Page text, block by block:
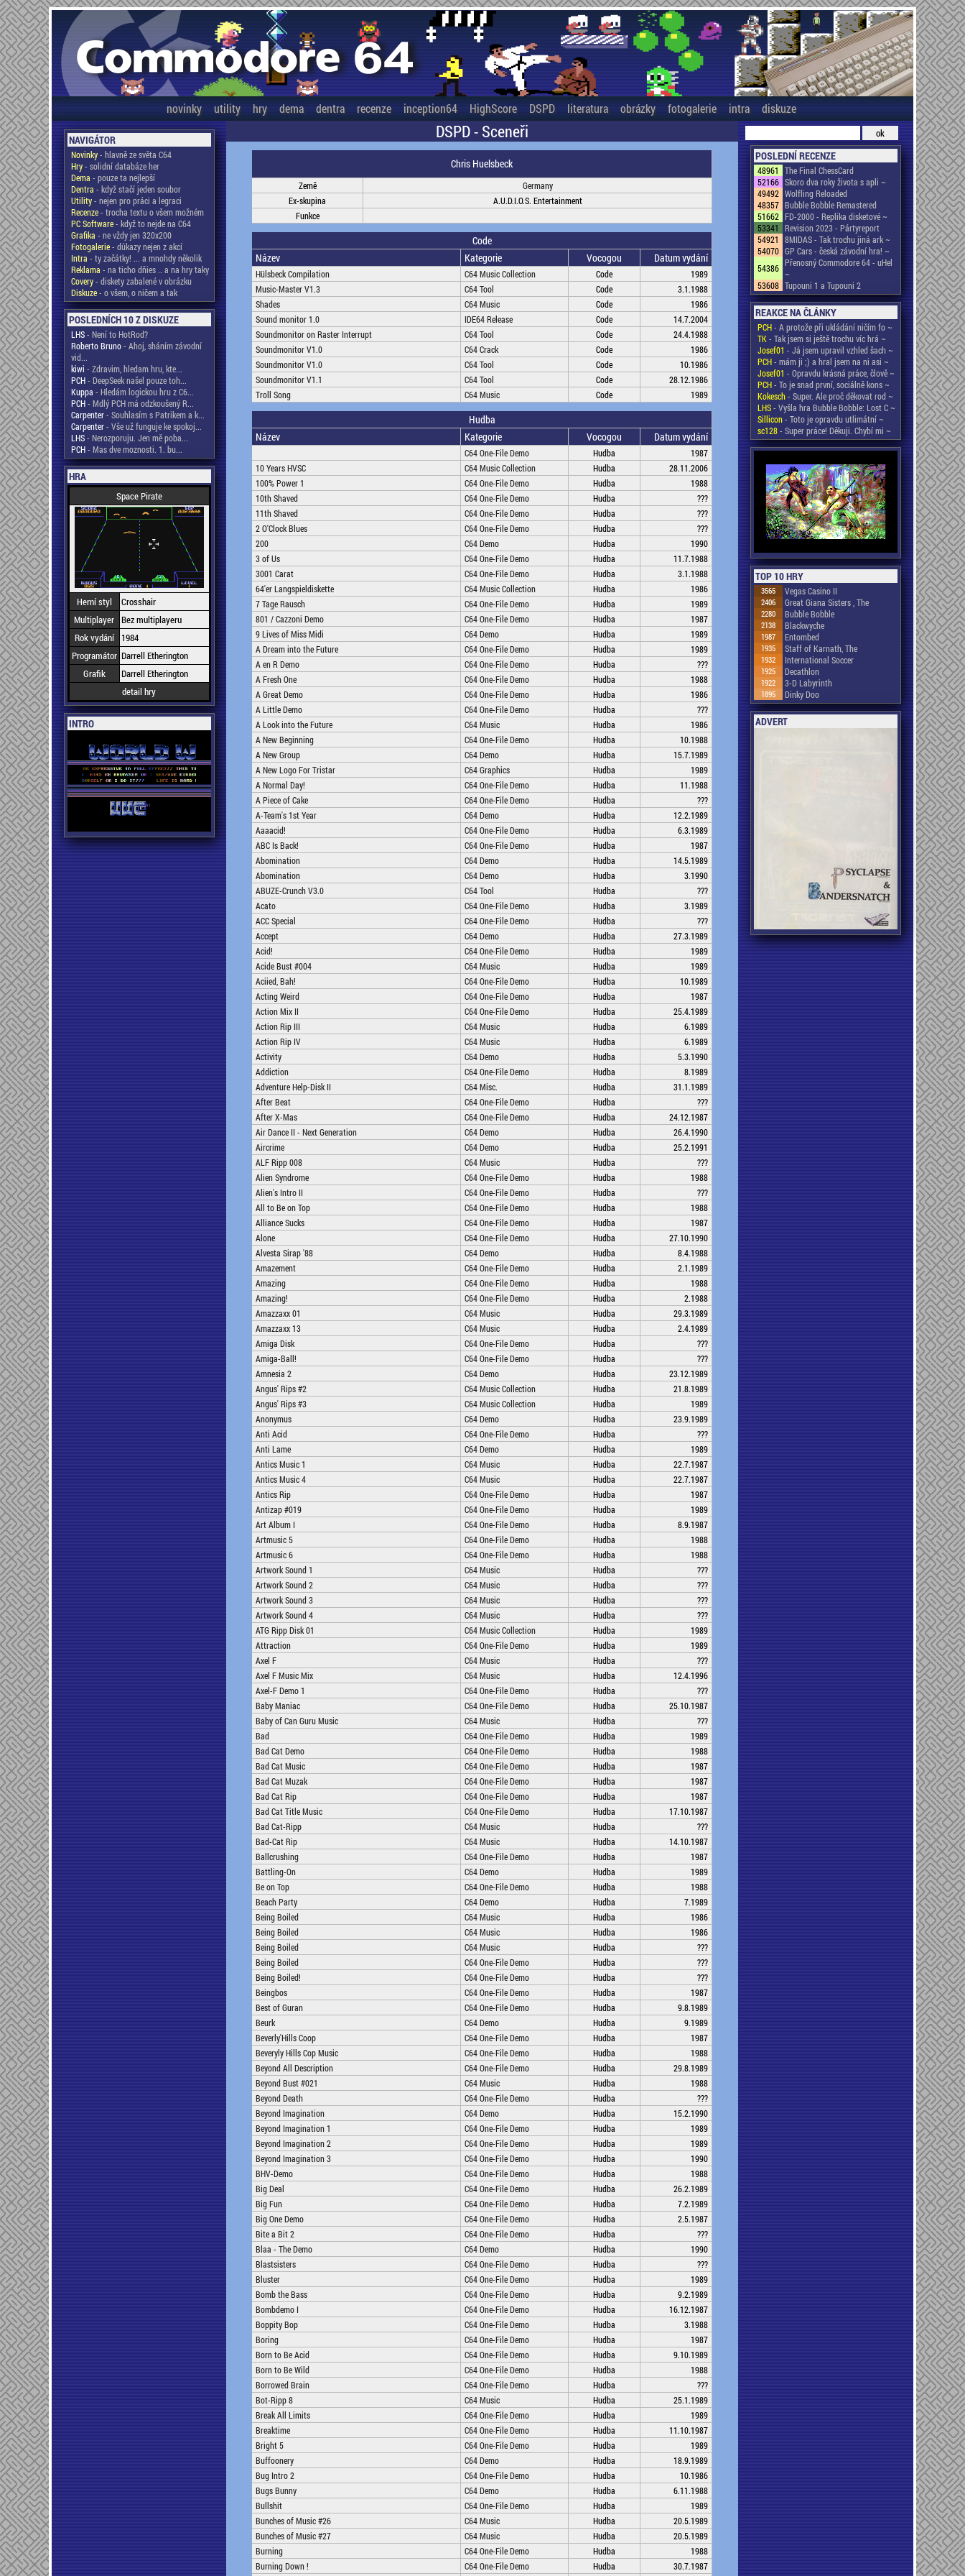
novinky utility hry dema dentra recenze inception64 HighScore DSPD literatura obrázky fotogalerie intra diskuze
NAVIGÁTOR
Novinky- hlavně ze světa C64
Hry- solidní databáze her
Dema - pouze ta nejlepší
Dentra - když stačí jeden soubor
Utility- nejen pro práci a legraci
Recenze- trocha textu o všem možném
PC Software- když to nejde na C64
Grafika - ne vždy jen 320x200
Fotogalerie- důkazy nejen z akcí
Intra - ty začátky! ... a mnohdy několik
Reklama - na ticho dňies .. a na hry taky
Covery- diskety zabalené v obrázku
Diskuze- o všem, o ničem a tak
POSLEDNÍCH 10 Z DISKUZE
LHS- Není to HotRod?
Roberto Bruno- Ahoj, sháním závodní
vid...
kiwi - Zdravim, hledam hru, kte...
PCH- DeepSeek našel pouze toh...
Kuppa - Hledám logickou hru z C6...
PCH- Mdlý PCH má odzkoušený R...
Carpenter- Souhlasím s Patrikem a k...
Carpenter- Vše už funguje ke spokoj...
LHS- Nerozporuju. Jen mě poba...
PCH- Mas dve moznosti. 1. bu...
HRA
Space Pirate
Herní styl
Crosshair
Multiplayer Bez multiplayeru
Rok vydání
1984
Programátor Darrell Etherington
Grafik
Darrell Etherington
detail hry
INTRO
DSPD - Sceneři
Chris Huelsbeck
Země
Germany
Ex-skupina
A.U.D.I.O.S. Entertainment
Funkce
Code
Název
Kategorie Vocogou Datum vydání
Hülsbeck Compilation C64 Music Collection Code
1989
Music-Master V1.3
C64 Tool Code
3.1.1988
Shades
C64 Music Code
1986
Sound monitor 1.0
IDE64 Release Code
14.7.2004
Soundmonitor on Raster Interrupt
C64 Tool Code
24.4.1988
Soundmonitor V1.0
C64 Crack Code
1986
Soundmonitor V1.0
C64 Tool Code
10.1986
Soundmonitor V1.1
C64 Tool Code
28.12.1986
Troll Song
C64 Music Code 1989
Hudba
Název
Kategorie Vocogou Datum vydání
C64 One-File Demo Hudba
1987
10 Years HVSC
C64 Music Collection Hudba
28.11.2006
100% Power 1
C64 One-File Demo Hudba
1988
10th Shaved
C64 One-File Demo Hudba
???
11th Shaved
C64 One-File Demo Hudba
???
2 O'Clock Blues
C64 One-File Demo Hudba
???
200
C64 Demo Hudba
1990
3 of Us
C64 One-File Demo Hudba
11.7.1988
3001 Carat
C64 One-File Demo Hudba
3.1.1988
64'er Langspieldiskette
C64 Music Collection Hudba
1986
7 Tage Rausch
C64 One-File Demo Hudba
1989
801 / Cazzoni Demo
C64 One-File Demo Hudba
1987
9 Lives of Miss Midi
C64 Demo Hudba
1989
A Dream into the Future
C64 One-File Demo Hudba
1989
A en R Demo
C64 One-File Demo Hudba
???
A Fresh One
C64 One-File Demo Hudba
1988
A Great Demo
C64 One-File Demo Hudba
1986
A Little Demo
C64 One-File Demo Hudba
???
A Look into the Future
C64 Music Hudba
1986
A New Beginning
C64 One-File Demo Hudba
10.1988
A New Group
C64 Demo Hudba
15.7.1989
A New Logo For Tristar
C64 Graphics Hudba
1989
A Normal Day!
C64 One-File Demo Hudba
11.1988
A Piece of Cake
C64 One-File Demo Hudba
???
A-Team's 1st Year
C64 Demo Hudba
12.2.1989
Aaaacid!
C64 One-File Demo Hudba
6.3.1989
ABC Is Back!
C64 One-File Demo Hudba
1987
Abomination
C64 Demo Hudba
14.5.1989
Abomination
C64 Demo Hudba
3.1990
ABUZE-Crunch V3.0
C64 Tool Hudba
???
Acato
C64 One-File Demo Hudba
3.1989
ACC Special
C64 One-File Demo Hudba
???
Accept
C64 Demo Hudba
27.3.1989
Acid!
C64 One-File Demo Hudba
1989
Acide Bust #004
C64 Music Hudba
1989
Aciied, Bah!
C64 One-File Demo Hudba
10.1989
Acting Weird
C64 One-File Demo Hudba
1987
Action Mix II
C64 One-File Demo Hudba
25.4.1989
Action Rip III
C64 Music Hudba
6.1989
Action Rip IV
C64 Music Hudba
6.1989
Activity
C64 Demo Hudba
5.3.1990
Addiction
C64 One-File Demo Hudba
8.1989
Adventure Help-Disk II
C64 Misc. Hudba
31.1.1989
After Beat
C64 One-File Demo Hudba
???
After X-Mas
C64 One-File Demo Hudba
24.12.1987
Air Dance II - Next Generation
C64 Demo Hudba
26.4.1990
Aircrime
C64 Demo Hudba
25.2.1991
ALF Ripp 008
C64 Music Hudba
???
Alien Syndrome
C64 One-File Demo Hudba
1988
Alien's Intro II
C64 One-File Demo Hudba
???
All to Be on Top
C64 One-File Demo Hudba
1988
Alliance Sucks
C64 One-File Demo Hudba
1987
Alone
C64 One-File Demo Hudba
27.10.1990
Alvesta Sirap '88
C64 Demo Hudba
8.4.1988
Amazement
C64 One-File Demo Hudba
2.1.1989
Amazing
C64 One-File Demo Hudba
1988
Amazing!
C64 One-File Demo Hudba
2.1988
Amazzaxx 01
C64 Music Hudba
29.3.1989
Amazzaxx 13
C64 Music Hudba
2.4.1989
Amiga Disk
C64 One-File Demo Hudba
???
Amiga-Ball!
C64 One-File Demo Hudba
???
Amnesia 2
C64 Demo Hudba
23.12.1989
Angus' Rips #2
C64 Music Collection Hudba
21.8.1989
Angus' Rips #3
C64 Music Collection Hudba
1989
Anonymus
C64 Demo Hudba
23.9.1989
Anti Acid
C64 One-File Demo Hudba
???
Anti Lame
C64 Demo Hudba
1989
Antics Music 1
C64 Music Hudba
22.7.1987
Antics Music 4
C64 Music Hudba
22.7.1987
Antics Rip
C64 One-File Demo Hudba
1987
Antizap #019
C64 One-File Demo Hudba
1989
Art Album I
C64 One-File Demo Hudba
8.9.1987
Artmusic 5
C64 One-File Demo Hudba
1988
Artmusic 6
C64 One-File Demo Hudba
1988
Artwork Sound 1
C64 Music Hudba
???
Artwork Sound 2
C64 Music Hudba
???
Artwork Sound 3
C64 Music Hudba
???
Artwork Sound 4
C64 Music Hudba
???
ATG Ripp Disk 01
C64 Music Collection Hudba
1989
Attraction
C64 One-File Demo Hudba
1989
Axel F
C64 Music Hudba
???
Axel F Music Mix
C64 Music Hudba
12.4.1996
Axel-F Demo 1
C64 One-File Demo Hudba
???
Baby Maniac
C64 One-File Demo Hudba
25.10.1987
Baby of Can Guru Music
C64 Music Hudba
???
Bad
C64 One-File Demo Hudba
1989
Bad Cat Demo
C64 One-File Demo Hudba
1988
Bad Cat Music
C64 One-File Demo Hudba
1987
Bad Cat Muzak
C64 One-File Demo Hudba
1987
Bad Cat Rip
C64 One-File Demo Hudba
1987
Bad Cat Title Music
C64 One-File Demo Hudba
17.10.1987
Bad Cat-Ripp
C64 Music Hudba
???
Bad-Cat Rip
C64 Music Hudba
14.10.1987
Ballcrushing
C64 One-File Demo Hudba
1987
Battling-On
C64 Demo Hudba
1989
Be on Top
C64 One-File Demo Hudba
1988
Beach Party
C64 Demo Hudba
7.1989
Being Boiled
C64 Music Hudba
1986
Being Boiled
C64 Music Hudba
1986
Being Boiled
C64 Music Hudba
???
Being Boiled
C64 One-File Demo Hudba
???
Being Boiled!
C64 One-File Demo Hudba
???
Beingbos
C64 One-File Demo Hudba
1987
Best of Guran
C64 One-File Demo Hudba
9.8.1989
Beurk
C64 Demo Hudba
9.1989
Beverly'Hills Coop
C64 One-File Demo Hudba
1987
Beveryly Hills Cop Music
C64 One-File Demo Hudba
1988
Beyond All Description
C64 One-File Demo Hudba
29.8.1989
Beyond Bust #021
C64 Music Hudba
1988
Beyond Death
C64 One-File Demo Hudba
???
Beyond Imagination
C64 Demo Hudba
15.2.1990
Beyond Imagination 1
C64 One-File Demo Hudba
1989
Beyond Imagination 2
C64 One-File Demo Hudba
1989
Beyond Imagination 3
C64 One-File Demo Hudba
1990
BHV-Demo
C64 One-File Demo Hudba
1988
Big Deal
C64 One-File Demo Hudba
26.2.1989
Big Fun
C64 One-File Demo Hudba
7.2.1989
Big One Demo
C64 One-File Demo Hudba
2.5.1987
Bite a Bit 2
C64 One-File Demo Hudba
???
Blaa - The Demo
C64 Demo Hudba
1990
Blastsisters
C64 One-File Demo Hudba
???
Bluster
C64 One-File Demo Hudba
1989
Bomb the Bass
C64 One-File Demo Hudba
9.2.1989
Bombdemo I
C64 One-File Demo Hudba
16.12.1987
Boppity Bop
C64 One-File Demo Hudba
3.1988
Boring
C64 One-File Demo Hudba
1987
Born to Be Acid
C64 One-File Demo Hudba
9.10.1989
Born to Be Wild
C64 One-File Demo Hudba
1988
Borrowed Brain
C64 One-File Demo Hudba
???
Bot-Ripp 8
C64 Music Hudba
25.1.1989
Break All Limits
C64 One-File Demo Hudba
1989
Breaktime
C64 One-File Demo Hudba
11.10.1987
Bright 5
C64 One-File Demo Hudba
1989
Buffoonery
C64 Demo Hudba
18.9.1989
Bug Intro 2
C64 One-File Demo Hudba
10.1986
Bugs Bunny
C64 Demo Hudba
6.11.1988
Bullshit
C64 One-File Demo Hudba
1989
Bunches of Music #26
C64 Music Hudba
20.5.1989
Bunches of Music #27
C64 Music Hudba
20.5.1989
Burning
C64 One-File Demo Hudba
1988
Burning Down !
C64 One-File Demo Hudba
30.7.1987
POSLEDNÍ RECENZE
48961
The Final ChessCard
52166 Skoro dva roky života s apli ~
49492 Wolfling Reloaded
48357 Bubble Bobble Remastered
51662 FD-2000 - Replika disketové ~
53341
Revision 2023 - Pártyreport
54921
8MIDAS - Tak trochu jiná ark ~
54070 GP Cars - česká závodní hra! ~
54386 Přenosný Commodore 64 - uHel
~
53608 Tupouni 1 a Tupouni 2
REAKCE NA ČLÁNKY
PCH- A protože při ukládání ničím fo ~
TK- Tak jsem si ještě trochu víc hrá ~
Josef01 - Já jsem upravil vzhled šach ~
PCH- mám ji ;) a hral jsem na ni asi ~
Josef01 - Opravdu krásná práce, člově ~
PCH- To je snad první, sociálně kons ~
Kokesch- Super. Ale proč děkovat rod ~
LHS- Vyšla hra Bubble Bobble: Lost C ~
Sillicon- Toto je opravdu utlimátní ~
sc128- Super práce! Děkuji. Chybí mi ~
TOP 10 HRY
3565 Vegas Casino II
2406 Great Giana Sisters , The
2280 Bubble Bobble
2138 Blackwyche
1987 Entombed
1935 Staff of Karnath, The
1932 International Soccer
1925 Decathlon
1922 3-D Labyrinth
1895 Dinky Doo
ADVERT